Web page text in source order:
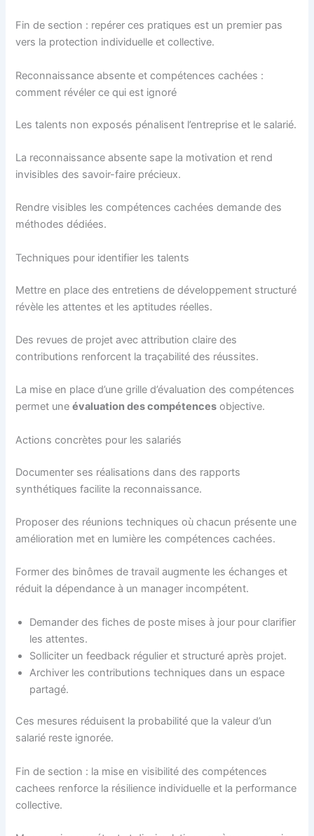
Fin de section : repérer ces pratiques est un premier pas
vers la protection individuelle et collective.
Reconnaissance absente et compétences cachées :
comment révéler ce qui est ignoré
Les talents non exposés pénalisent l’entreprise et le salarié.
La reconnaissance absente sape la motivation et rend
invisibles des savoir-faire précieux.
Rendre visibles les compétences cachées demande des
méthodes dédiées.
Techniques pour identifier les talents
Mettre en place des entretiens de développement structuré
révèle les attentes et les aptitudes réelles.
Des revues de projet avec attribution claire des
contributions renforcent la traçabilité des réussites.
La mise en place d’une grille d’évaluation des compétences
permet uneévaluation des compétences objective.
Actions concrètes pour les salariés
Documenter ses réalisations dans des rapports
synthétiques facilite la reconnaissance.
Proposer des réunions techniques où chacun présente une
amélioration met en lumière les compétences cachées.
Former des binômes de travail augmente les échanges et
réduit la dépendance à un manager incompétent.
Demander des fiches de poste mises à jour pour clarifier
les attentes.
Solliciter un feedback régulier et structuré après projet.
Archiver les contributions techniques dans un espace
partagé.
Ces mesures réduisent la probabilité que la valeur d’un
salarié reste ignorée.
Fin de section : la mise en visibilité des compétences
cachees renforce la résilience individuelle et la performance
collective.